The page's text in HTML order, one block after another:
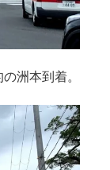
洲本到着。